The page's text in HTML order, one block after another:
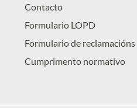
Contacto
Formulario LOPD
Formulario de reclamacións
Cumprimento normativo